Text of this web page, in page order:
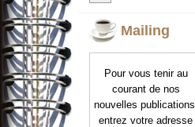
Mailing
Pour vous tenir au
courant de nos
nouvelles publications,
entrez votre adresse